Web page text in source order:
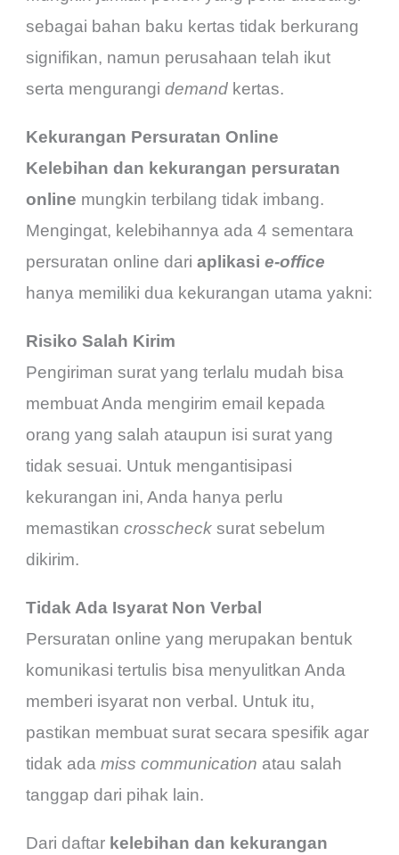
sebagai bahan baku kertas tidak berkurang
signifikan, namun perusahaan telah ikut
serta mengurangi demand kertas.
Kekurangan Persuratan Online
Kelebihan dan kekurangan persuratan
online mungkin terbilang tidak imbang.
Mengingat, kelebihannya ada 4 sementara
persuratan online dariaplikasie-office
hanya memiliki dua kekurangan utama yakni:
Risiko Salah Kirim
Pengiriman surat yang terlalu mudah bisa
membuat Anda mengirim email kepada
orang yang salah ataupun isi surat yang
tidak sesuai. Untuk mengantisipasi
kekurangan ini, Anda hanya perlu
memastikancrosscheck surat sebelum
dikirim.
Tidak Ada Isyarat Non Verbal
Persuratan online yang merupakan bentuk
komunikasi tertulis bisa menyulitkan Anda
memberi isyarat non verbal. Untuk itu,
pastikan membuat surat secara spesifik agar
tidak adamiss communication atau salah
tanggap dari pihak lain.
Dari daftar kelebihan dan kekurangan